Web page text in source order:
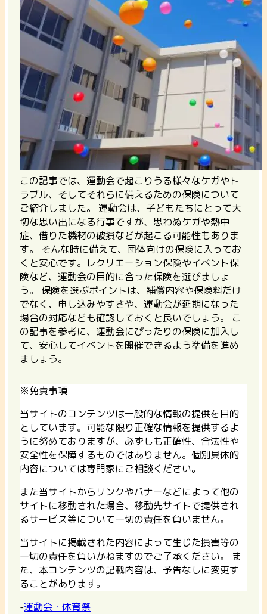
この記事では、運動会で起こりうる様々なケガやト
ラブル、そしてそれらに備えるための保険について
ご紹介しました。 運動会は、子どもたちにとって大
切な思い出になる行事ですが、思わぬケガや熱中
症、借りた機材の破損などが起こる可能性もありま
す。 そんな時に備えて、団体向けの保険に入ってお
くと安心です。レクリエーション保険やイベント保
険など、運動会の目的に合った保険を選びましょ
う。 保険を選ぶポイントは、 補償内容や保険料だけ
でなく、申し込みやすさや、運動会が延期になった
場合の対応なども確認しておくと良いでしょう。
こ
の記事を参考に、運動会にぴったりの保険に加入し
て、安心してイベントを開催できるよう準備を進め
ましょう。
※免責事項
当サイトのコンテンツは一般的な情報の提供を目的
としています。可能な限り正確な情報を提供するよ
うに努めておりますが、必ずしも正確性、合法性や
安全性を保障するものではありません。個別具体的
内容については専門家にご相談ください。
また当サイトからリンクやバナーなどによって他の
サイトに移動された場合、移動先サイトで提供され
るサービス等について一切の責任を負いません。
当サイトに掲載された内容によって生じた損害等の
一切の責任を負いかねますのでご了承ください。 ま
た、本コンテンツの記載内容は、予告なしに変更す
ることがあります。
-運動会・体育祭